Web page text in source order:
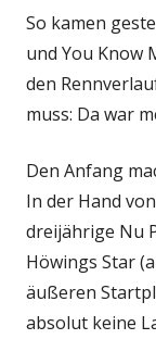
So kamen
und You Know
den
muss: Da war
Den Anfang
In der Hand
dreijährige Nu
Höwings Star
äußeren
absolut keine